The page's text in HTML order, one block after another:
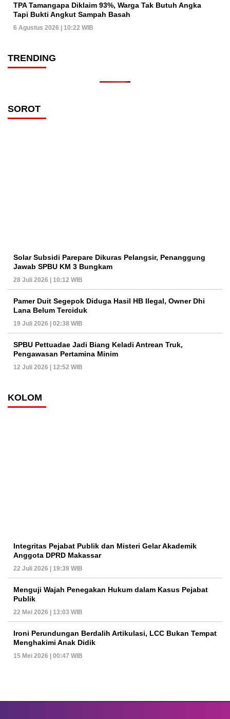
TPA Tamangapa Diklaim 93%, Warga Tak Butuh Angka
Tapi Bukti Angkut Sampah Basah
6 Agustus 2026 | 10:22 WIB
TRENDING
SOROT
Solar Subsidi Parepare Dikuras Pelangsir, Penanggung
Jawab SPBU KM 3 Bungkam
28 Juli 2026 | 10:12 WIB
Pamer Duit Segepok Diduga Hasil HB Ilegal, Owner Dhi
Lana Belum Terciduk
19 Juli 2026 | 02:38 WIB
SPBU Pettuadae Jadi Biang Keladi Antrean Truk,
Pengawasan Pertamina Minim
12 Juli 2026 | 12:52 WIB
KOLOM
Integritas Pejabat Publik dan Misteri Gelar Akademik
Anggota DPRD Makassar
22 Juli 2026 | 19:39 WIB
Menguji Wajah Penegakan Hukum dalam Kasus Pejabat
Publik
22 Mei 2026 | 13:03 WIB
Ironi Perundungan Berdalih Artikulasi, LCC Bukan Tempat
Menghakimi Anak Didik
15 Mei 2026 | 00:47 WIB